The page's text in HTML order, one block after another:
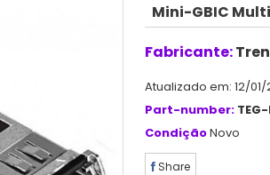
Mini-GBIC
Fabricante:
Atualizado em: 12/01/
Part-number:
CondiçãoNovo
Share